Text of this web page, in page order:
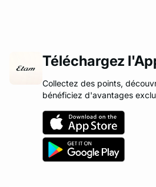
Téléchargez
Collectez des points,
bénéficiez d'avantages